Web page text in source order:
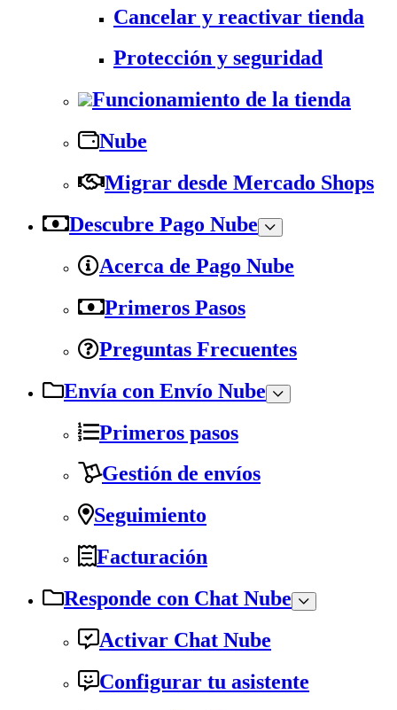
Cancelar y reactivar tienda
Protección y seguridad
Funcionamiento de la tienda
Nube
Migrar desde Mercado Shops
Descubre Pago Nube
Acerca de Pago Nube
Primeros Pasos
Preguntas Frecuentes
Envía con Envío Nube
Primeros pasos
Gestión de envíos
Seguimiento
Facturación
Responde con Chat Nube
Activar Chat Nube
Configurar tu asistente